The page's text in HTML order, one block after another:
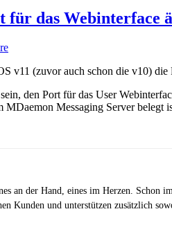
für das Webinterface
v11 (zuvor auch schon die v10)
den Port für das User
Messaging Server belegt
an der Hand, eines im Herzen.
Kunden und unterstützen zusätzlich